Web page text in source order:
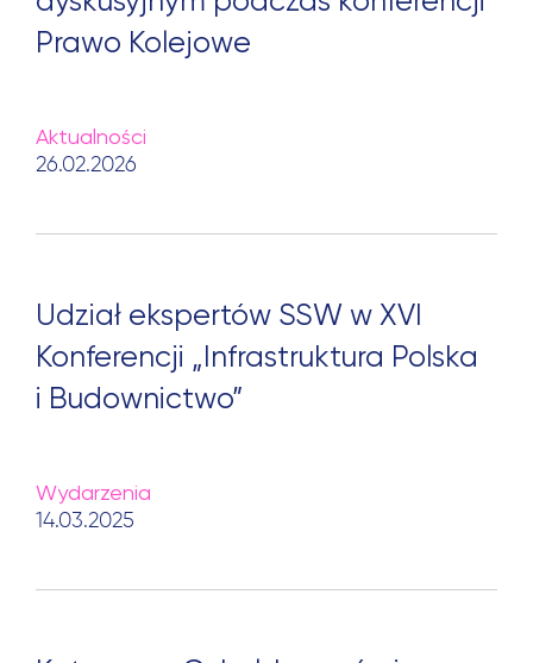
Prawo Kolejowe
Aktualności
26.02.2026
Udział ekspertów SSW w XVI
Konferencji „Infrastruktura Polska
i Budownictwo”
Wydarzenia
14.03.2025